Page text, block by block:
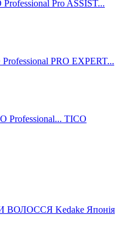
Pro ASSIST...
PRO EXPERT...
Professional... TICO
Kedake Японія